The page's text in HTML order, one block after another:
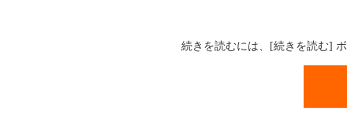
続きを読むには、[続きを読む]